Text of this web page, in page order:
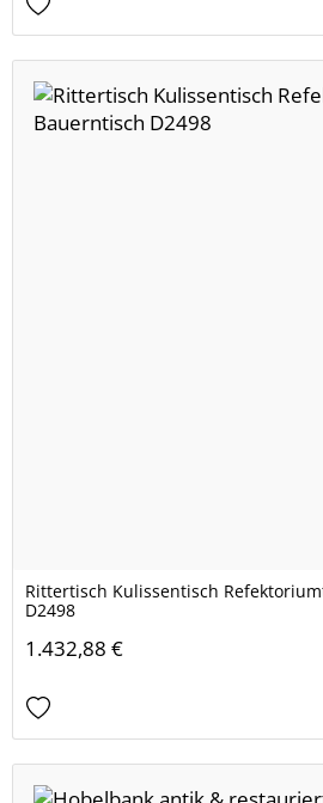
Rittertisch Kulissentisch
D2498
1.432,88 €